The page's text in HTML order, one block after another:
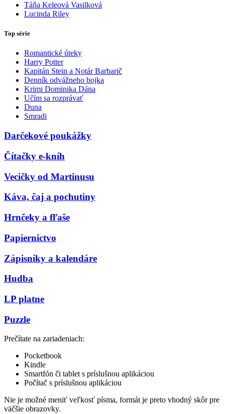
Táňa Keleová Vasilková
Lucinda Riley
Top série
Romantické úteky
Harry Potter
Kapitán Stein a Notár Barbarič
Denník odvážneho bojka
Krimi Dominika Dána
Učím sa rozprávať
Duna
Smradi
Darčekové poukážky
Čítačky e-kníh
Vecičky od Martinusu
Káva, čaj a pochutiny
Hrnčeky a fľaše
Papiernictvo
Zápisníky a kalendáre
Hudba
LP platne
Puzzle
Prečítate na zariadeniach:
Pocketbook
Kindle
Smartfón či tablet s príslušnou aplikáciou
Počítač s príslušnou aplikáciou
Nie je možné meniť veľkosť písma, formát je preto vhodný skôr pre
väčšie obrazovky.